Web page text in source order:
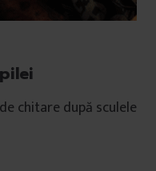
chitare după sculele